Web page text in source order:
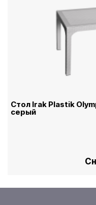
Стол Irak Plastik
серый